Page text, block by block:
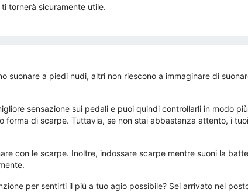
tornerà sicuramente utile.
suonare a piedi nudi, altri non riescono a immaginare di
sensazione sui pedali e puoi quindi controllarli in modo
di scarpe. Tuttavia, se non stai abbastanza attento, i
con le scarpe. Inoltre, indossare scarpe mentre suoni la
per sentirti il ​​più a tuo agio possibile? Sei arrivato nel